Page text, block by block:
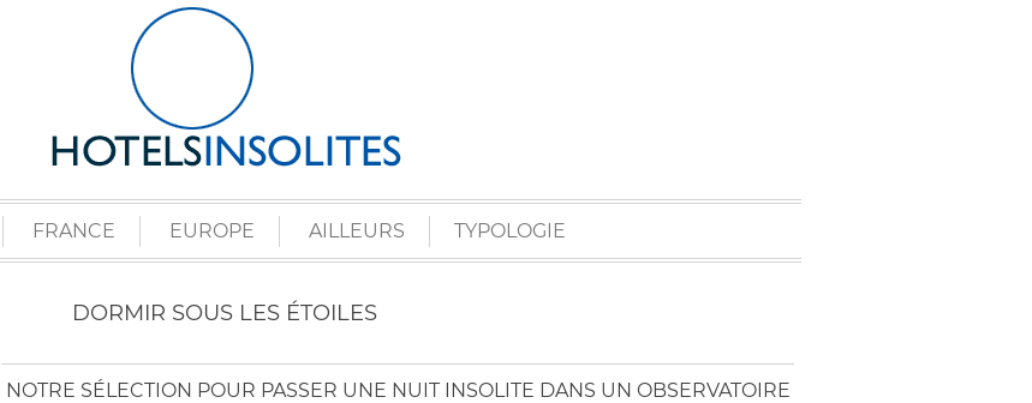
FRANCE EUROPE AILLEURS TYPOLOGIE
DORMIR SOUS LES ÉTOILES
NOTRE SÉLECTION POUR PASSER UNE NUIT INSOLITE DANS UN OBSERVATOIRE